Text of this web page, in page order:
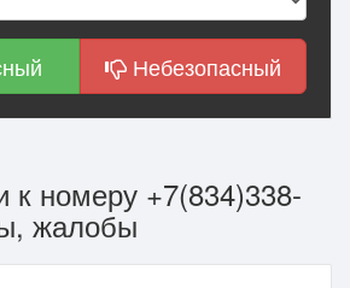
Небезопасный
к номеру +7(834)338-
жалобы